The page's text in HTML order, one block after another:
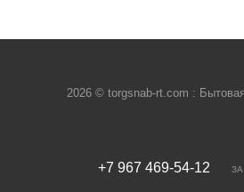
2026 © torgsnab-rt.com :
+7 967 469-54-12